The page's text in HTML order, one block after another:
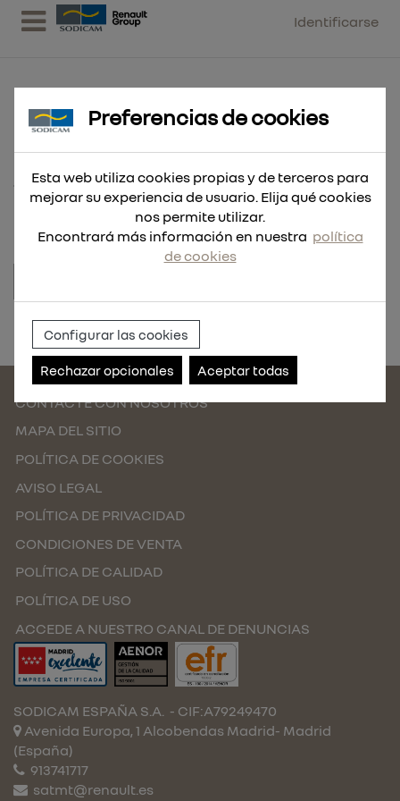
Identificarse
RAC. CONECT. RILSAN RECT. 12MM
10 UND
Referencia:119764-10
CONTACTE CON NOSOTROS
MAPA DEL SITIO
POLÍTICA DE COOKIES
AVISO LEGAL
POLÍTICA DE PRIVACIDAD
CONDICIONES DE VENTA
POLÍTICA DE CALIDAD
POLÍTICA DE USO
ACCEDE A NUESTRO CANAL DE DENUNCIAS
SODICAM ESPAÑA S.A. - CIF:A79249470
Avenida Europa, 1 Alcobendas Madrid- Madrid
(España)
913741717
satmt@renault.es
Preferencias de cookies
Esta web utiliza cookies propias y de terceros para
mejorar su experiencia de usuario. Elija qué cookies
nos permite utilizar.
Encontrará más información en nuestra política
de cookies
Configurar las cookies
Rechazar opcionales Aceptar todas